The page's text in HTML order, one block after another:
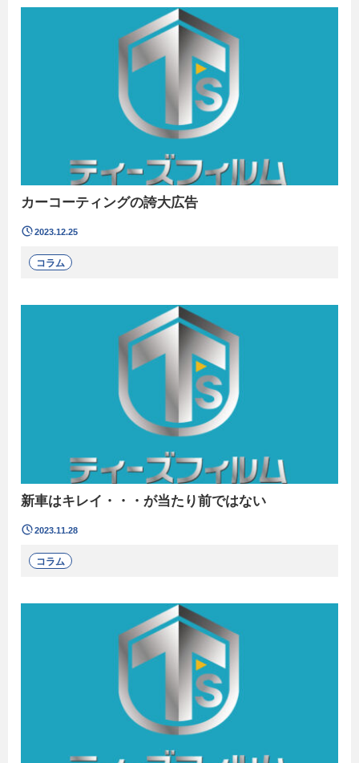
カーコーティングの誇大広告
2023.12.25
コラム
新車はキレイ・・・が当たり前ではない
2023.11.28
コラム